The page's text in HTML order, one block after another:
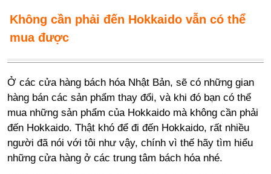
Không cần phải đến Hokkaido vẫn có thể
mua được
Ở các cửa hàng bách hóa Nhật Bản, sẽ có những gian
hàng bán các sản phẩm thay đổi, và khi đó bạn có thể
mua những sản phẩm của Hokkaido mà không cần phải
đến Hokkaido. Thật khó để đi đến Hokkaido, rất nhiều
người đã nói với tôi như vậy, chính vì thế hãy tìm hiểu
những cửa hàng ở các trung tâm bách hóa nhé.